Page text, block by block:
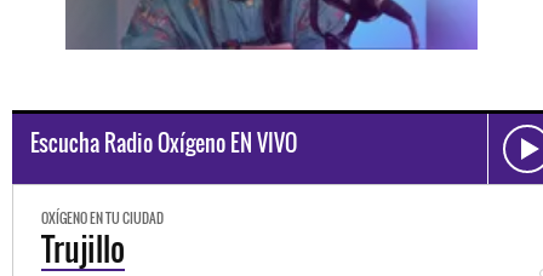
Escucha Radio Oxígeno EN VIVO
OXÍGENO EN TU CIUDAD
Trujillo